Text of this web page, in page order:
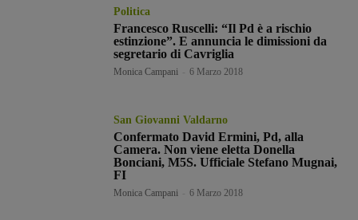
Politica
Francesco Ruscelli: “Il Pd è a rischio
estinzione”. E annuncia le dimissioni da
segretario di Cavriglia
Monica Campani 6 Marzo 2018
San Giovanni Valdarno
Confermato David Ermini, Pd, alla
Camera. Non viene eletta Donella
Bonciani, M5S. Ufficiale Stefano Mugnai,
FI
Monica Campani 6 Marzo 2018